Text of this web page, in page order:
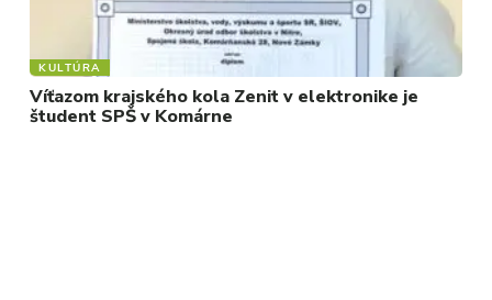
KULTÚRA
Víťazom krajského kola Zenit v elektronike je
študent SPŠ v Komárne